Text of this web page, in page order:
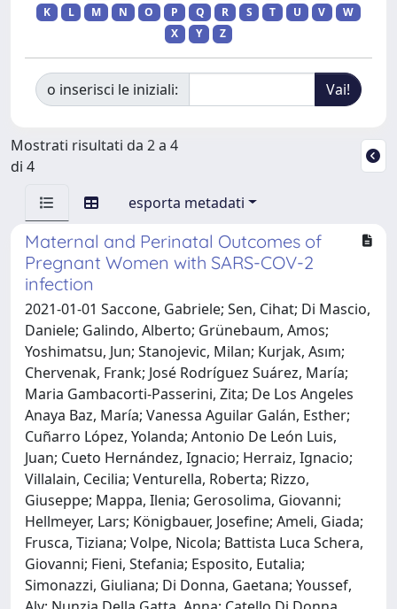
K
L M N O P Q R S T U V
W
X
Y Z
o inserisci le iniziali:
Mostrati risultati da 2 a 4
di 4
esporta metadati
Maternal and Perinatal Outcomes of
Pregnant Women with SARS-COV-2
infection
2021-01-01 Saccone, Gabriele; Sen, Cihat; Di Mascio,
Daniele; Galindo, Alberto; Grünebaum, Amos;
Yoshimatsu, Jun; Stanojevic, Milan; Kurjak, Asım;
Chervenak, Frank; José Rodríguez Suárez, María;
Maria Gambacorti-Passerini, Zita; De Los Angeles
Anaya Baz, María; Vanessa Aguilar Galán, Esther;
Cuñarro López, Yolanda; Antonio De León Luis,
Juan; Cueto Hernández, Ignacio; Herraiz, Ignacio;
Villalain, Cecilia; Venturella, Roberta; Rizzo,
Giuseppe; Mappa, Ilenia; Gerosolima, Giovanni;
Hellmeyer, Lars; Königbauer, Josefine; Ameli, Giada;
Frusca, Tiziana; Volpe, Nicola; Battista Luca Schera,
Giovanni; Fieni, Stefania; Esposito, Eutalia;
Simonazzi, Giuliana; Di Donna, Gaetana; Youssef,